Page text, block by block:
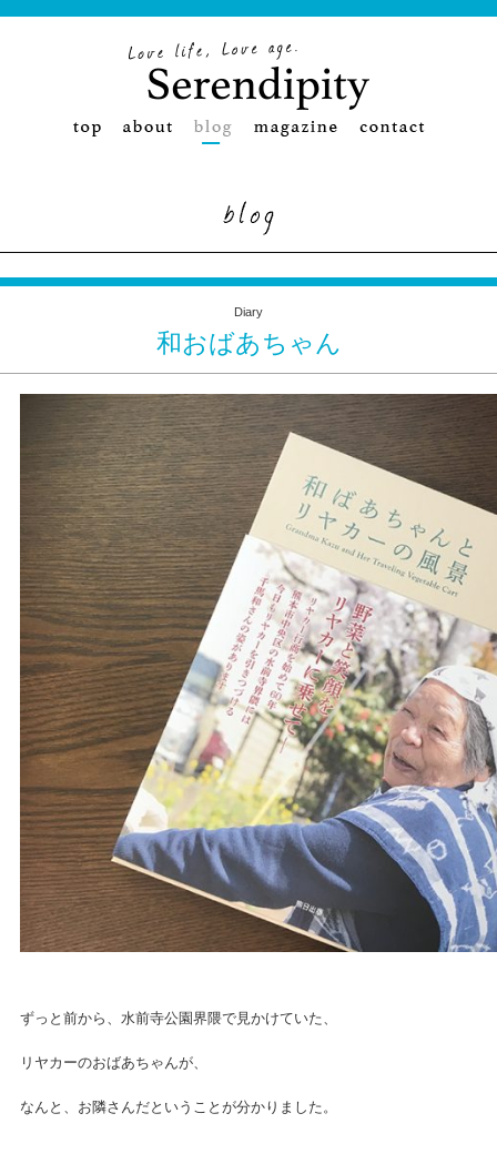
和おばあちゃん
Diary
ずっと前から、水前寺公園界隈で見かけていた、
リヤカーのおばあちゃんが、
なんと、お隣さんだということが分かりました。